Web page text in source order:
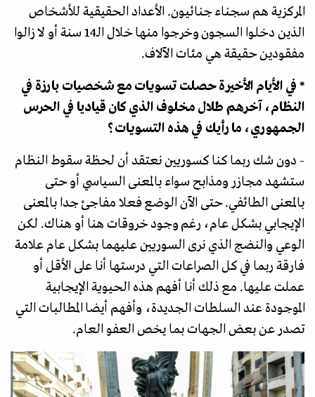
المركزية هم سجناء جنائيون. الأعداد الحقيقية للأشخاص
الذين دخلوا السجون وخرجوا منها خلال الـ14 سنة أو لا زالوا
مفقودين حقيقة هي مئات الآلاف.
* في الأيام الأخيرة حصلت تسويات مع شخصيات بارزة في
النظام، آخرهم طلال مخلوف الذي كان قياديا في الحرس
الجمهوري، ما رأيك في هذه التسويات؟
- دون شك ربما كنا كسوريين نعتقد أن لحظة سقوط النظام
ستشهد مجازر ومذابح سواء بالمعنى السياسي أو حتى
بالمعنى الطائفي. حتى الآن الوضع فعلا مفاجئ جدا بالمعنى
الإيجابي بشكل عام، رغم وجود خروقات هنا أو هناك. لكن
الوعي والنضج الذي نرى السوريين عليهما بشكل عام علامة
فارقة ربما في كل الصراعات التي درستها أنا على الأقل أو
عملت عليها. مع ذلك أنا أفهم هذه الحيوية الإيجابية
الموجودة عند السلطات الجديدة، وأفهم أيضا المطالبات التي
تصدر عن بعض الجهات بما يخص العفو العام.